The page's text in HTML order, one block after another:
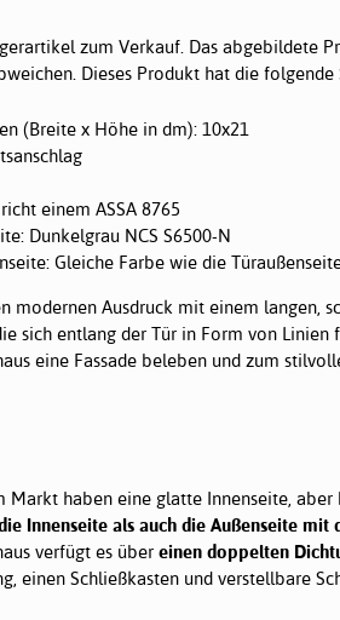
zum Verkauf. Das abgebildete
Dieses Produkt hat die folgende
(Breite x Höhe in dm): 10x21
einem ASSA 8765
Dunkelgrau NCS S6500-N
Gleiche Farbe wie die
modernen Ausdruck mit einem langen,
sich entlang der Tür in Form von Linien
eine Fassade beleben und zum
Markt haben eine glatte Innenseite, aber
Innenseite als auch die Außenseite mit
verfügt es über einen doppelten
einen Schließkasten und verstellbare